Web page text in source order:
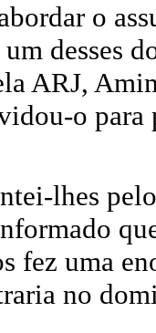
o
desses
ARJ,
o
lhes
fez uma
no